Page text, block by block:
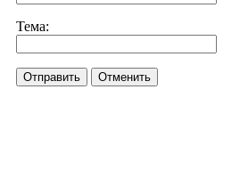
Тема:
Отправить Отменить